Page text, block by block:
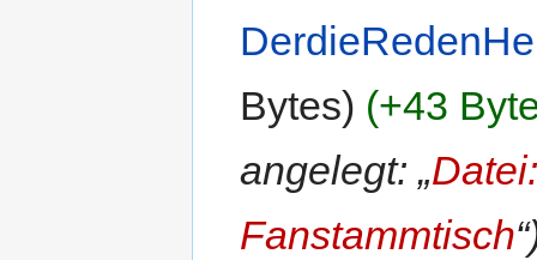
Bytes) (+43
angelegt: „
Fanstammtisch